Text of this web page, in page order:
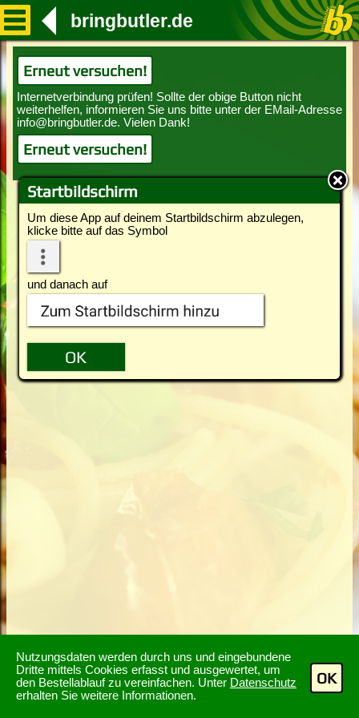
Nutzungsdaten werden durch uns und eingebundene
Dritte mittels Cookies erfasst und ausgewertet, um
den Bestellablauf zu vereinfachen. Unter Datenschutz
erhalten Sie weitere Informationen.
OK
Startbildschirm
Um diese App auf deinem Startbildschirm abzulegen,
klicke bitte auf das Symbol
und danach auf
bringbutler.de
Erneut versuchen!
Erneut versuchen!